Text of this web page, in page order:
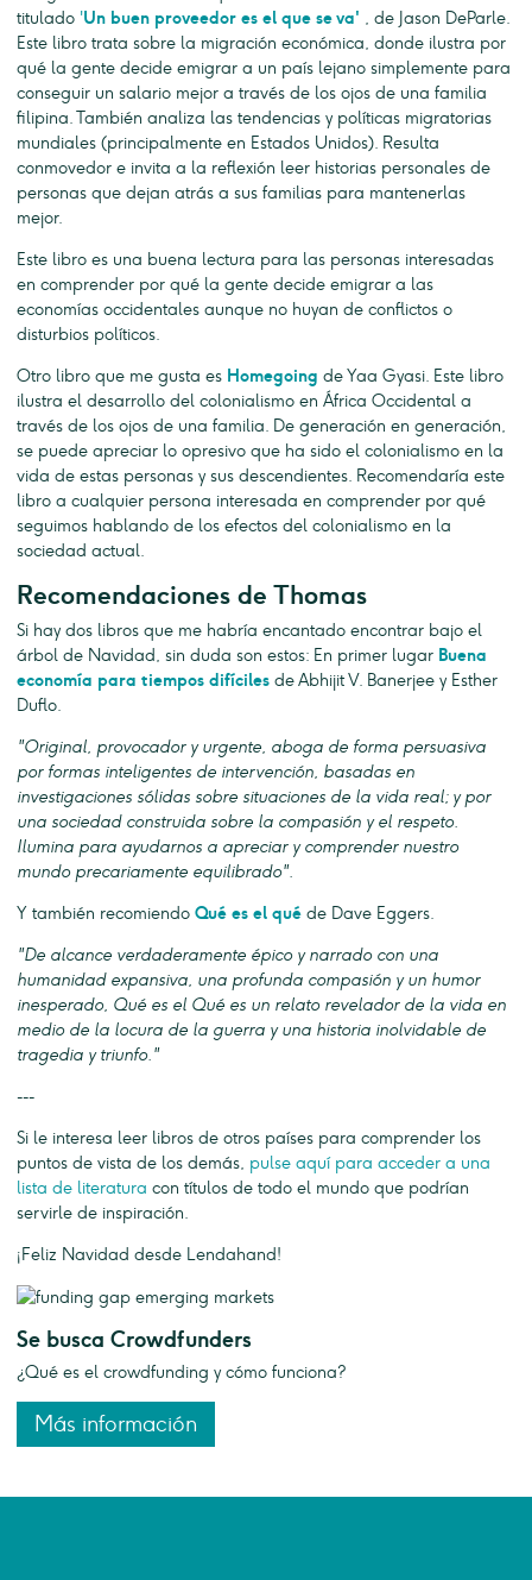
titulado 'Un buen proveedor es el que se va' , de Jason DeParle.
Este libro trata sobre la migración económica, donde ilustra por
qué la gente decide emigrar a un país lejano simplemente para
conseguir un salario mejor a través de los ojos de una familia
filipina. También analiza las tendencias y políticas migratorias
mundiales (principalmente en Estados Unidos). Resulta
conmovedor e invita a la reflexión leer historias personales de
personas que dejan atrás a sus familias para mantenerlas
mejor.
Este libro es una buena lectura para las personas interesadas
en comprender por qué la gente decide emigrar a las
economías occidentales aunque no huyan de conflictos o
disturbios políticos.
Otro libro que me gusta es Homegoing de Yaa Gyasi. Este libro
ilustra el desarrollo del colonialismo en África Occidental a
través de los ojos de una familia. De generación en generación,
se puede apreciar lo opresivo que ha sido el colonialismo en la
vida de estas personas y sus descendientes. Recomendaría este
libro a cualquier persona interesada en comprender por qué
seguimos hablando de los efectos del colonialismo en la
sociedad actual.
Recomendaciones de Thomas
Si hay dos libros que me habría encantado encontrar bajo el
árbol de Navidad, sin duda son estos: En primer lugar Buena
economía para tiempos difíciles de Abhijit V. Banerjee y Esther
Duflo.
"Original, provocador y urgente, aboga de forma persuasiva
por formas inteligentes de intervención, basadas en
investigaciones sólidas sobre situaciones de la vida real; y por
una sociedad construida sobre la compasión y el respeto.
Ilumina para ayudarnos a apreciar y comprender nuestro
mundo precariamente equilibrado".
Y también recomiendo Qué es el qué de Dave Eggers.
"De alcance verdaderamente épico y narrado con una
humanidad expansiva, una profunda compasión y un humor
inesperado, Qué es el Qué es un relato revelador de la vida en
medio de la locura de la guerra y una historia inolvidable de
tragedia y triunfo."
---
Si le interesa leer libros de otros países para comprender los
puntos de vista de los demás, pulse aquí para acceder a una
lista de literatura con títulos de todo el mundo que podrían
servirle de inspiración.
¡Feliz Navidad desde Lendahand!
Se busca Crowdfunders
¿Qué es el crowdfunding y cómo funciona?
Más información